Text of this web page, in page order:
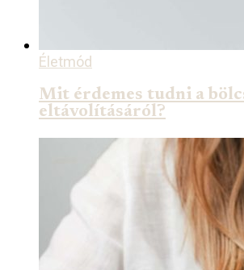
Életmód
Mit érdemes tudni a
eltávolításáról?